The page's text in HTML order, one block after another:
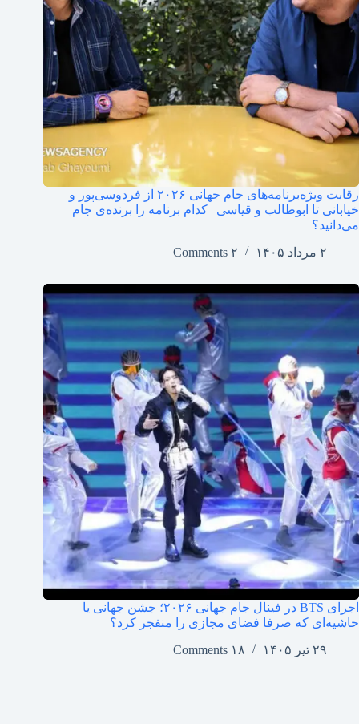
رقابت ویژه‌برنامه‌های جام جهانی ۲۰۲۶ از فردوسی‌پور و
خیابانی تا ابوطالب و قیاسی | کدام برنامه را برنده‌ی جام
می‌دانید؟
۲ مرداد ۱۴۰۵
۲ Comments
اجرای BTS در فینال جام جهانی ۲۰۲۶؛ جشن جهانی یا
حاشیه‌ای که صرفا فضای مجازی را منفجر کرد؟
۲۹ تیر ۱۴۰۵
۱۸ Comments